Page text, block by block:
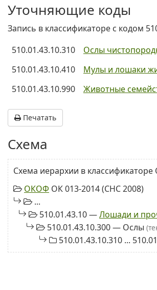
Уточняющие коды
Запись в классификаторе с кодом
510.01.43.10.310
Ослы
510.01.43.10.410
Мулы и лошаки
510.01.43.10.990
Животные
Печатать
Схема
Схема иерархии в
ОКОФ ОК 013-2014 (СНС 2008)
...
510.01.43.10 —Лошади и
510.01.43.10.300 — Ослы
510.01.43.10.310 ...